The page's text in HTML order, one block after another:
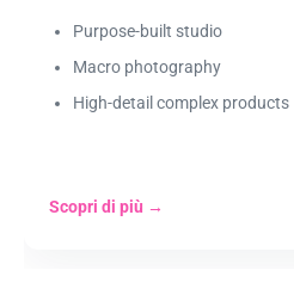
Purpose-built studio
Macro photography
High-detail complex products
Scopri di più →